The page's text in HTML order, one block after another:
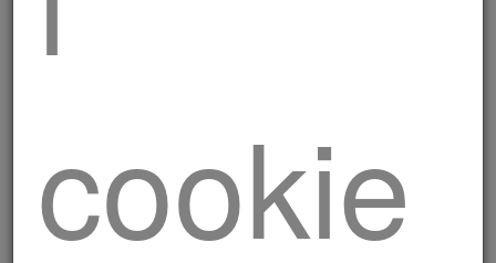
Salsiccia Luganega con
cookie